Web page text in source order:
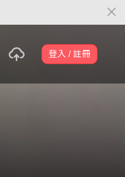
登入 / 註冊